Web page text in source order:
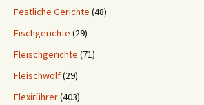
Festliche Gerichte (48)
Fischgerichte (29)
Fleischgerichte (71)
Fleischwolf(29)
Flexirührer(403)